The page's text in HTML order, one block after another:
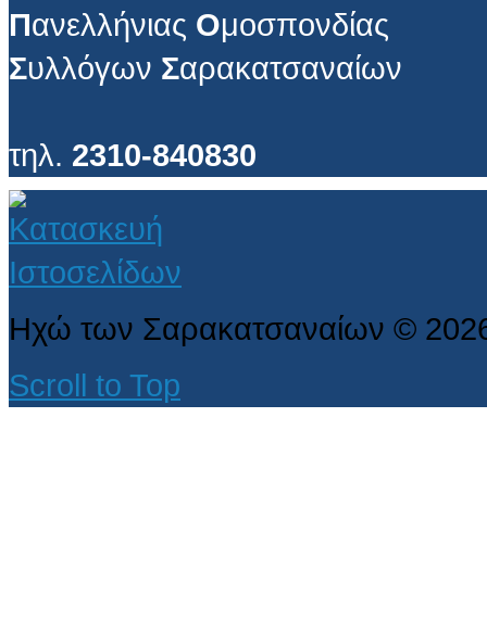
Πανελλήνιας Ομοσπονδίας
Συλλόγων Σαρακατσαναίων
τηλ. 2310-840830
Ηχώ των Σαρακατσαναίων ©
Scroll to Top